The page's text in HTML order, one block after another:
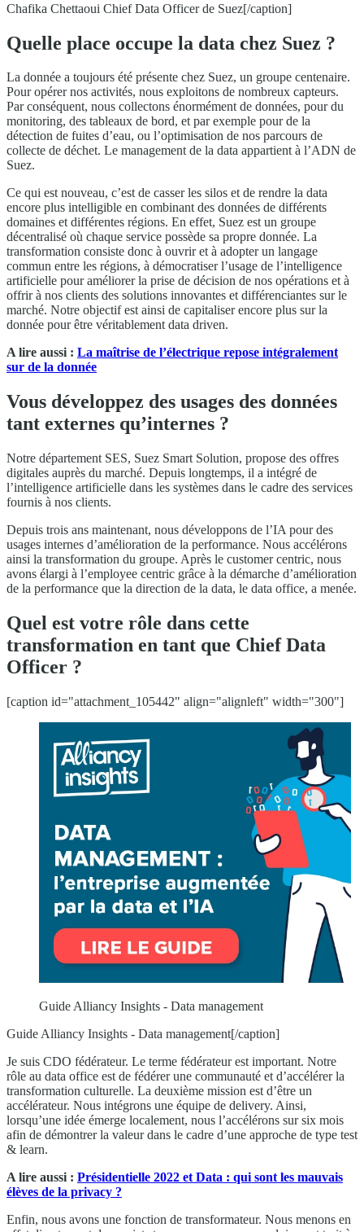
Chafika Chettaoui Chief Data Officer de Suez[/caption]
Quelle place occupe la data chez Suez ?
La donnée a toujours été présente chez Suez, un groupe centenaire.
Pour opérer nos activités, nous exploitons de nombreux capteurs.
Par conséquent, nous collectons énormément de données, pour du
monitoring, des tableaux de bord, et par exemple pour de la
détection de fuites d’eau, ou l’optimisation de nos parcours de
collecte de déchet. Le management de la data appartient à l’ADN de
Suez.
Ce qui est nouveau, c’est de casser les silos et de rendre la data
encore plus intelligible en combinant des données de différents
domaines et différentes régions. En effet, Suez est un groupe
décentralisé où chaque service possède sa propre donnée. La
transformation consiste donc à ouvrir et à adopter un langage
commun entre les régions, à démocratiser l’usage de l’intelligence
artificielle pour améliorer la prise de décision de nos opérations et à
offrir à nos clients des solutions innovantes et différenciantes sur le
marché. Notre objectif est ainsi de capitaliser encore plus sur la
donnée pour être véritablement data driven.
A lire aussi : La maîtrise de l’électrique repose intégralement
sur de la donnée
Vous développez des usages des données
tant externes qu’internes ?
Notre département SES, Suez Smart Solution, propose des offres
digitales auprès du marché. Depuis longtemps, il a intégré de
l’intelligence artificielle dans les systèmes dans le cadre des services
fournis à nos clients.
Depuis trois ans maintenant, nous développons de l’IA pour des
usages internes d’amélioration de la performance. Nous accélérons
ainsi la transformation du groupe. Après le customer centric, nous
avons élargi à l’employee centric grâce à la démarche d’amélioration
de la performance que la direction de la data, le data office, a menée.
Quel est votre rôle dans cette
transformation en tant que Chief Data
Officer ?
[caption id="attachment_105442" align="alignleft" width="300"]
Guide Alliancy Insights - Data management
Guide Alliancy Insights - Data management[/caption]
Je suis CDO fédérateur. Le terme fédérateur est important. Notre
rôle au data office est de fédérer une communauté et d’accélérer la
transformation culturelle. La deuxième mission est d’être un
accélérateur. Nous intégrons une équipe de delivery. Ainsi,
lorsqu’une idée émerge localement, nous l’accélérons sur six mois
afin de démontrer la valeur dans le cadre d’une approche de type test
& learn.
A lire aussi : Présidentielle 2022 et Data : qui sont les mauvais
élèves de la privacy ?
Enfin, nous avons une fonction de transformateur. Nous menons en